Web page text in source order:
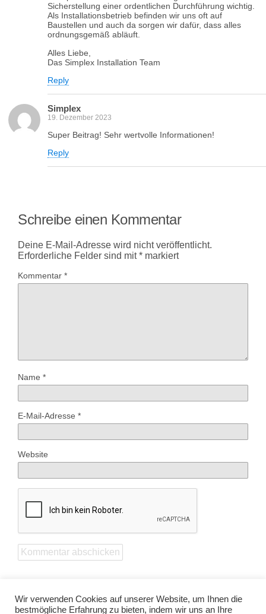
Sicherstellung einer ordentlichen Durchführung wichtig.
Als Installationsbetrieb befinden wir uns oft auf
Baustellen und auch da sorgen wir dafür, dass alles
ordnungsgemäß abläuft.
Alles Liebe,
Das Simplex Installation Team
Reply
Simplex
19. Dezember 2023
Super Beitrag! Sehr wertvolle Informationen!
Reply
Schreibe einen Kommentar
Deine E-Mail-Adresse wird nicht veröffentlicht.
Erforderliche Felder sind mit* markiert
Kommentar *
Name *
E-Mail-Adresse *
Website
Wir verwenden Cookies auf unserer Website, um Ihnen die
bestmögliche Erfahrung zu bieten, indem wir uns an Ihre